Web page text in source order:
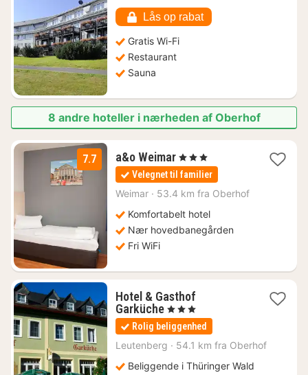
515
kr.
Lås op rabat
Gratis Wi-Fi
Restaurant
Sauna
8 andre hoteller i nærheden af Oberhof
7.7 a&o Weimar2
nætter
fra
544
, 3 Stjerner
Velegnet til familier
Weimar · 53.4 km fra Oberhof
Komfortabelt hotel
Nær hovedbanegården
Fri WiFi
Hotel & Gasthof
Garküche1
nat
fra
748
, 3 Stjerner
Rolig beliggenhed
Leutenberg · 54.1 km fra Oberhof
Beliggende i Thüringer Wald